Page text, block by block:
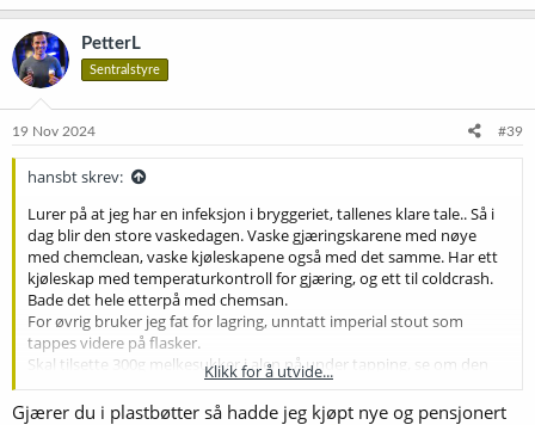
PetterL
Sentralstyre
19 Nov 2024 #39
hansbt skrev:
Lurer på at jeg har en infeksjon i bryggeriet, tallenes klare tale.. Så i
dag blir den store vaskedagen. Vaske gjæringskarene med nøye
med chemclean, vaske kjøleskapene også med det samme. Har ett
kjøleskap med temperaturkontroll for gjæring, og ett til coldcrash.
Bade det hele etterpå med chemsan.
For øvrig bruker jeg fat for lagring, unntatt imperial stout som
tappes videre på flasker.
Skal tilsette 300g melkesukker i alen nå under tapping, se om den
Klikk for å utvide...
Gjærer du i plastbøtter så hadde jeg kjøpt nye og pensjonert